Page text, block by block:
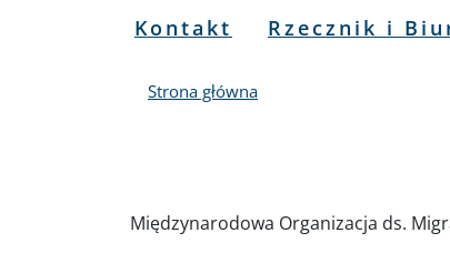
Menu
Kontakt Rzecznik i
Strona główna
Międzynarodowa Organizacja ds.